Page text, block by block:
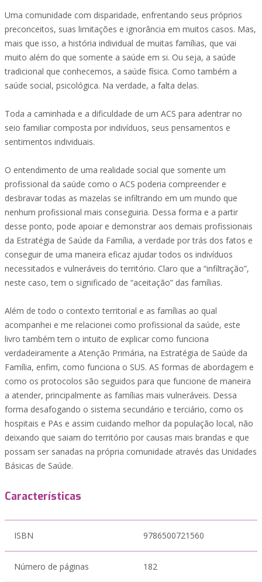
Uma comunidade com disparidade, enfrentando seus próprios
preconceitos, suas limitações e ignorância em muitos casos. Mas,
mais que isso, a história individual de muitas famílias, que vai
muito além do que somente a saúde em si. Ou seja, a saúde
tradicional que conhecemos, a saúde física. Como também a
saúde social, psicológica. Na verdade, a falta delas.
Toda a caminhada e a dificuldade de um ACS para adentrar no
seio familiar composta por indivíduos, seus pensamentos e
sentimentos individuais.
O entendimento de uma realidade social que somente um
profissional da saúde como o ACS poderia compreender e
desbravar todas as mazelas se infiltrando em um mundo que
nenhum profissional mais conseguiria. Dessa forma e a partir
desse ponto, pode apoiar e demonstrar aos demais profissionais
da Estratégia de Saúde da Família, a verdade por trás dos fatos e
conseguir de uma maneira eficaz ajudar todos os indivíduos
necessitados e vulneráveis do território. Claro que a “infiltração”,
neste caso, tem o significado de “aceitação” das famílias.
Além de todo o contexto territorial e as famílias ao qual
acompanhei e me relacionei como profissional da saúde, este
livro também tem o intuito de explicar como funciona
verdadeiramente a Atenção Primária, na Estratégia de Saúde da
Família, enfim, como funciona o SUS. AS formas de abordagem e
como os protocolos são seguidos para que funcione de maneira
a atender, principalmente as famílias mais vulneráveis. Dessa
forma desafogando o sistema secundário e terciário, como os
hospitais e PAs e assim cuidando melhor da população local, não
deixando que saiam do território por causas mais brandas e que
possam ser sanadas na própria comunidade através das Unidades
Básicas de Saúde.
Características
ISBN 9786500721560
Número de páginas 182